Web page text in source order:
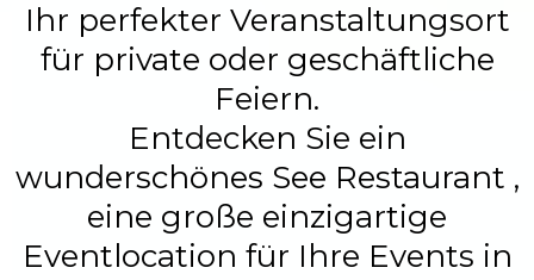
Ihr perfekter Veranstaltungsort
für private oder geschäftliche
Feiern.
Entdecken Sie ein
wunderschönes See Restaurant ,
eine große einzigartige
Eventlocation für Ihre Events in